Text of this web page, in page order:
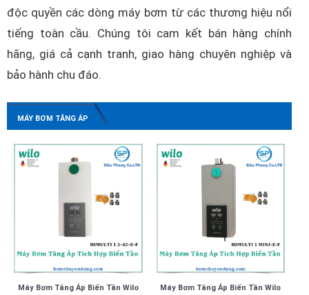
độc quyền các dòng máy bơm từ các thương hiệu nổi
tiếng toàn cầu. Chúng tôi cam kết bán hàng chính
hãng, giá cả cạnh tranh, giao hàng chuyên nghiệp và
bảo hành chu đáo.
MÁY BƠM TĂNG ÁP
Máy Bơm Tăng Áp Biến Tần Wilo
Máy Bơm Tăng Áp Biến Tần Wilo